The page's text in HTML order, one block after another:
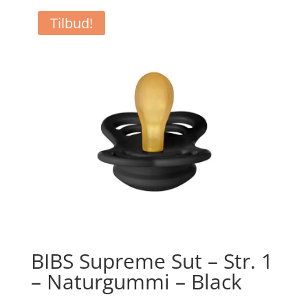
Tilbud!
BIBS Supreme Sut – Str. 1
– Naturgummi – Black